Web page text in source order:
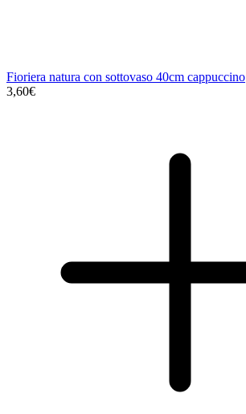
Fioriera natura con sottovaso 40cm cappuccino
3,60€